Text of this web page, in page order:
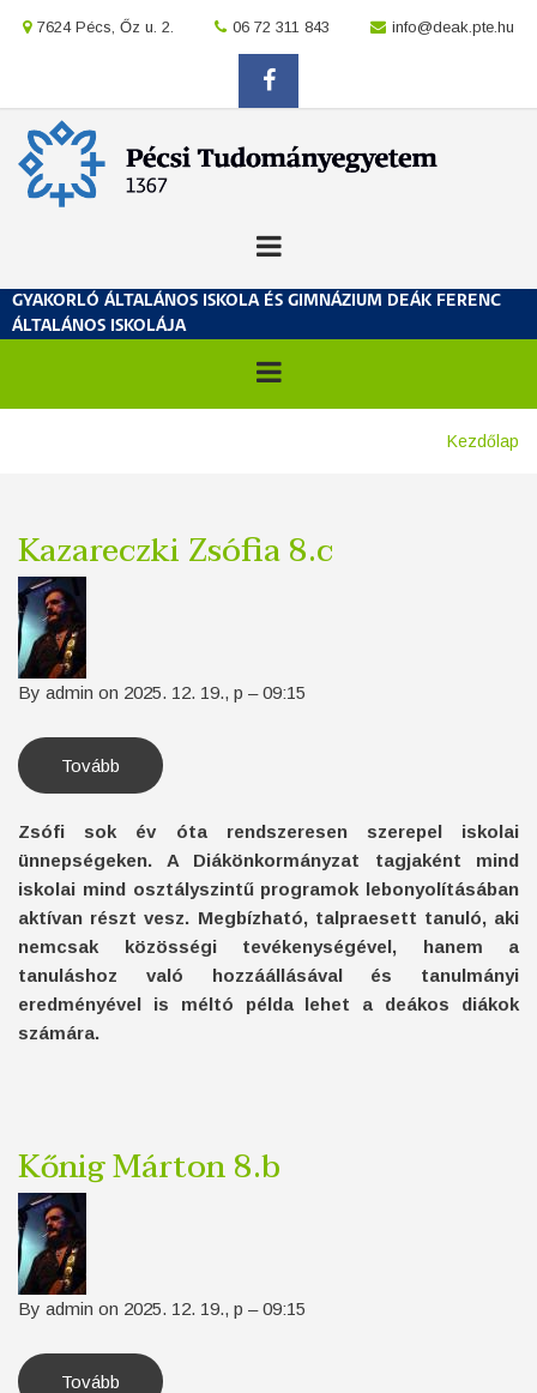
location
7624 Pécs, Őz u. 2. location
06 72 311 843 location
info@deak.pte.hu
facebook
GYAKORLÓ ÁLTALÁNOS ISKOLA ÉS GIMNÁZIUM DEÁK FERENC
ÁLTALÁNOS ISKOLÁJA
Kezdőlap
Kazareczki Zsófia 8.c
By admin on 2025. 12. 19., p – 09:15
Tovább (Kazareczki
Zsófia
Zsófi sok év óta rendszeresen szerepel iskolai
ünnepségeken. A Diákönkormányzat tagjaként mind
iskolai mind osztályszintű programok lebonyolításában
aktívan részt vesz. Megbízható, talpraesett tanuló, aki
nemcsak közösségi tevékenységével, hanem a
tanuláshoz való hozzáállásával és tanulmányi
eredményével is méltó példa lehet a deákos diákok
számára.
Kőnig Márton 8.b
By admin on 2025. 12. 19., p – 09:15
Tovább (Kőnig